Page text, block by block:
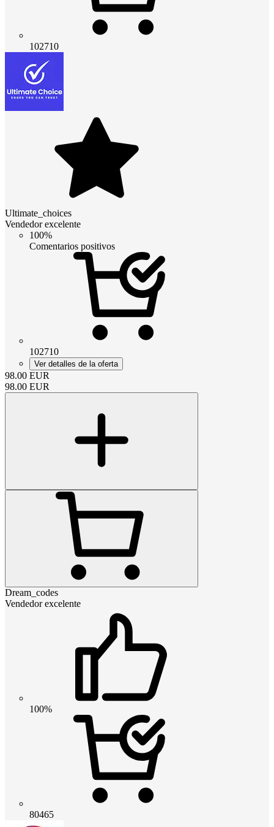
102710
Ultimate_choices
Vendedor excelente
100%
Comentarios positivos
102710
Ver detalles de la oferta
98.00 EUR
98.00 EUR
Dream_codes
Vendedor excelente
100%
80465